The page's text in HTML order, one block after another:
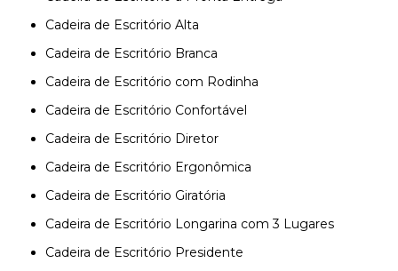
Cadeira de Escritório Alta
Cadeira de Escritório Branca
Cadeira de Escritório com Rodinha
Cadeira de Escritório Confortável
Cadeira de Escritório Diretor
Cadeira de Escritório Ergonômica
Cadeira de Escritório Giratória
Cadeira de Escritório Longarina com 3 Lugares
Cadeira de Escritório Presidente